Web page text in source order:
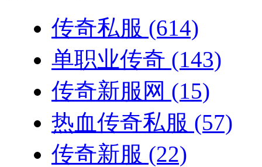
传奇私服 (614)
单职业传奇 (143)
传奇新服网 (15)
热血传奇私服 (57)
传奇新服 (22)